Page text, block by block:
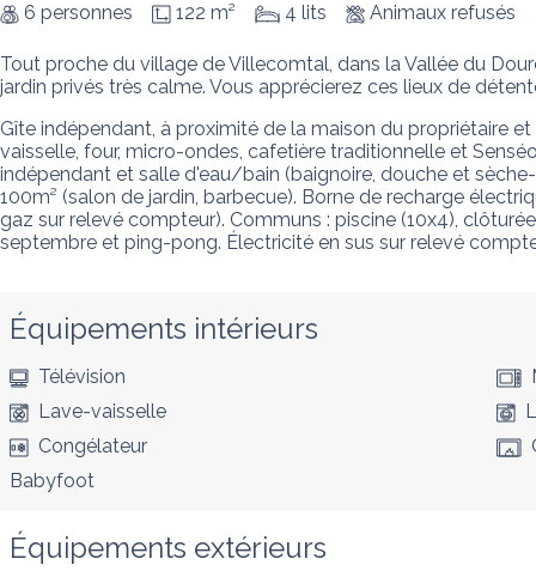
6 personnes 122 m² 4 lits Animaux refusés
Tout proche du village de Villecomtal, dans la Vallée du
jardin privés très calme. Vous apprécierez ces lieux de
Gîte indépendant, à proximité de la maison du propriétaire
vaisselle, four, micro-ondes, cafetière traditionnelle et
indépendant et salle d'eau/bain (baignoire, douche et
100m² (salon de jardin, barbecue). Borne de recharge
gaz sur relevé compteur). Communs : piscine (10x4),
septembre et ping-pong. Électricité en sus sur relevé
Équipements intérieurs
Télévision
Lave-vaisselle
Congélateur
Babyfoot
Équipements extérieurs